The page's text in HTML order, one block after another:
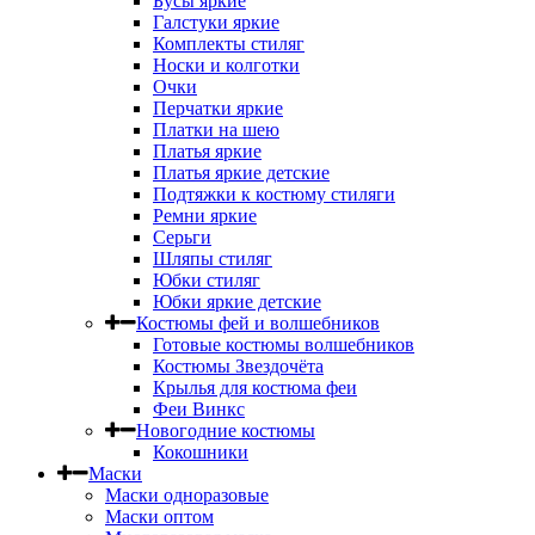
Галстуки яркие
Комплекты стиляг
Носки и колготки
Очки
Перчатки яркие
Платки на шею
Платья яркие
Платья яркие детские
Подтяжки к костюму стиляги
Ремни яркие
Серьги
Шляпы стиляг
Юбки стиляг
Юбки яркие детские
Костюмы фей и волшебников
Готовые костюмы волшебников
Костюмы Звездочёта
Крылья для костюма феи
Феи Винкс
Новогодние костюмы
Кокошники
Маски
Маски одноразовые
Маски оптом